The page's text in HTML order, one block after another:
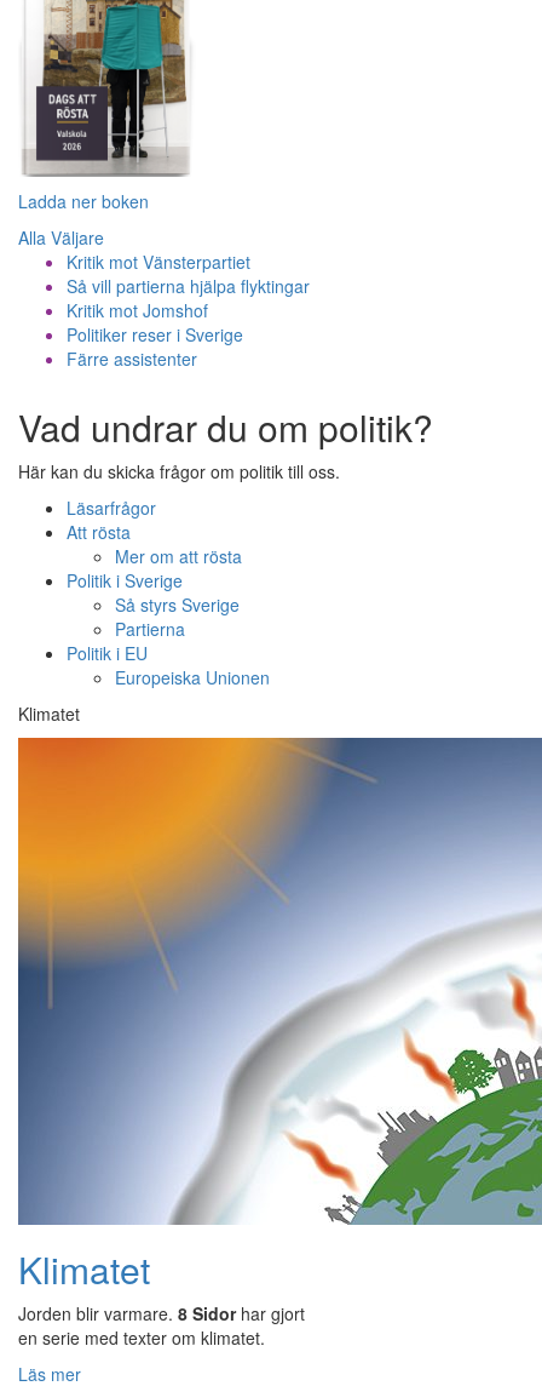
Ladda ner boken
Alla Väljare
Kritik mot Vänsterpartiet
Så vill partierna hjälpa flyktingar
Kritik mot Jomshof
Politiker reser i Sverige
Färre assistenter
Vad undrar du om politik?
Här kan du skicka frågor om politik till oss.
Läsarfrågor
Att rösta
Mer om att rösta
Politik i Sverige
Så styrs Sverige
Partierna
Politik i EU
Europeiska Unionen
Klimatet
Klimatet
Jorden blir varmare. 8 Sidorhar gjort
en serie med texter om klimatet.
Läs mer